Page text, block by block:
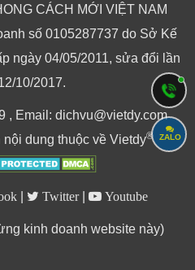
CÁCH MỚI VIỆT NAM
số 0105287737 do Sở Kế
ngày 04/05/2011, sửa đổi lần
10/2017.
, Email: dichvu@vietdy.com
dung thuộc về Vietdy®
Twitter Youtube
kinh doanh website này)
ZALO